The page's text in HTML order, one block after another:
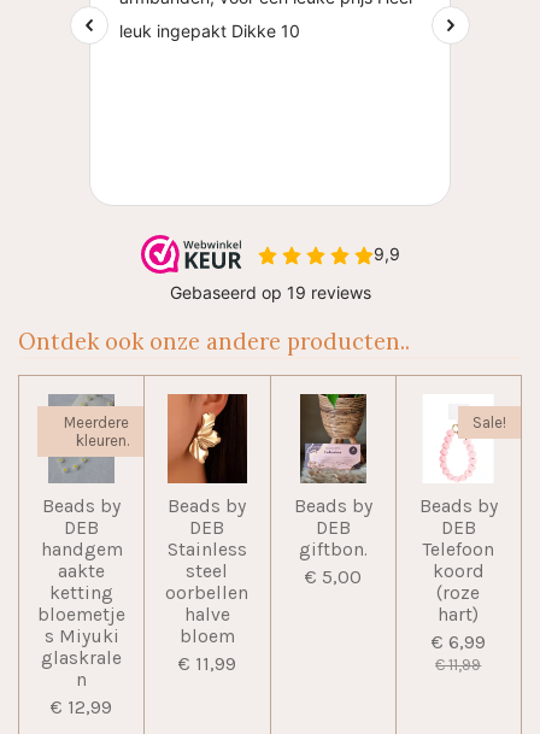
Ontdek ook onze andere producten..
Meerdere
kleuren.
Beads by
DEB
handgem
aakte
ketting
bloemetje
s Miyuki
glaskrale
n
€ 12,99
Beads by
DEB
Stainless
steel
oorbellen
halve
bloem
€ 11,99
Beads by
DEB
giftbon.
€ 5,00
Sale!
Beads by
DEB
Telefoon
koord
(roze
hart)
€ 6,99
€ 11,99